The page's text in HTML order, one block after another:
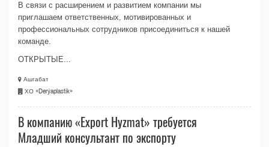
В связи с расширением и развитием компании мы
приглашаем ответственных, мотивированных и
профессиональных сотрудников присоединиться к нашей
команде.
ОТКРЫТЫЕ...
Ашгабат
ХО «Derýaplastik»
В компанию «Export Hyzmat» требуется
Младший консультант по экспорту